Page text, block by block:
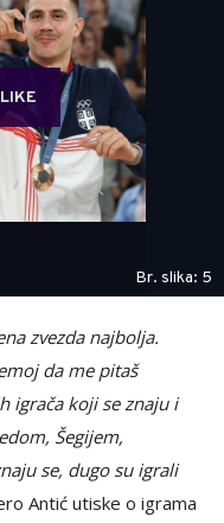
Br. slika: 5
zvezda najbolja.
da me pitaš
igrača koji se znaju i
Šegijem,
se, dugo su igrali
Antić utiske o igrama